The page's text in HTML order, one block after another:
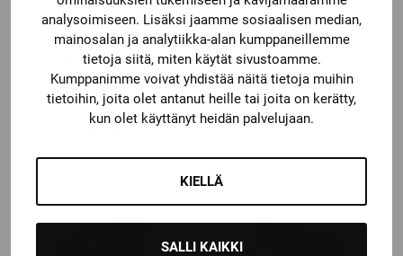
analysoimiseen. Lisäksi jaamme sosiaalisen median,
mainosalan ja analytiikka-alan kumppaneillemme
tietoja siitä, miten käytät sivustoamme.
Kumppanimme voivat yhdistää näitä tietoja muihin
tietoihin, joita olet antanut heille tai joita on kerätty,
kun olet käyttänyt heidän palvelujaan.
KIELLÄ
SALLI KAIKKI
Bauer
BAUER NSX
HARTIASUOJAT
Bauer
BAUER
SÄÄRISUOJASUKKA
FLEX
Katso kaikki vaihtoehdot
range: